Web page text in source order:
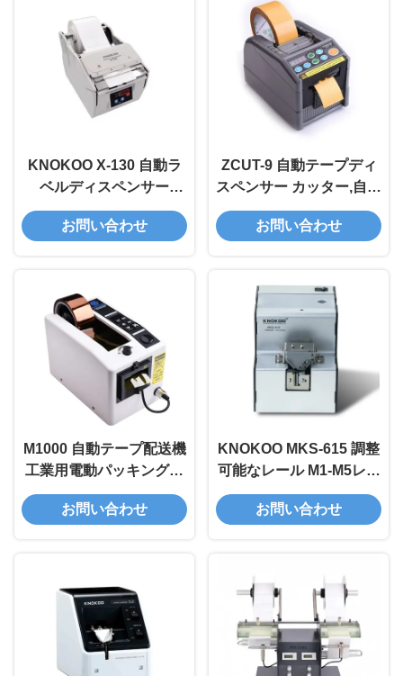
KNOKOO X-130 自動ラ
ベルディスペンサー
130mm/秒の送り速度
±0.5mmの精度 60-200枚/
お問い合わせ
ZCUT-9 自動テープディ
スペンサー カッター,自動
電気テープディスペンサ
ー
お問い合わせ
M1000 自動テープ配送機
工業用電動パッキングテ
ープ切断機
お問い合わせ
KNOKOO MKS-615 調整
可能なレール M1-M5レー
ルを持つ自動スクリュー
フィッダーマシン
お問い合わせ